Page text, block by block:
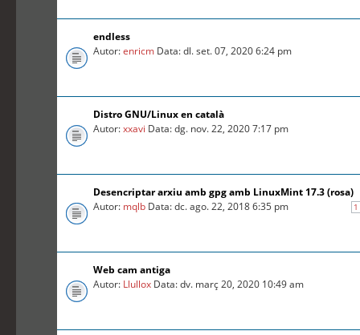
endless
Autor:enricm Data: dl. set. 07, 2020 6:24 pm
Distro GNU/Linux en català
Autor:xxavi Data: dg. nov. 22, 2020 7:17 pm
Desencriptar arxiu amb gpg amb LinuxMint 17.3 (rosa)
1
Autor: mqlb Data: dc. ago. 22, 2018 6:35 pm
Web cam antiga
Autor: Llullox Data: dv. març 20, 2020 10:49 am